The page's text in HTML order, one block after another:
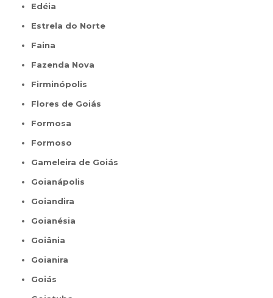
Edéia
Estrela do Norte
Faina
Fazenda Nova
Firminópolis
Flores de Goiás
Formosa
Formoso
Gameleira de Goiás
Goianápolis
Goiandira
Goianésia
Goiânia
Goianira
Goiás